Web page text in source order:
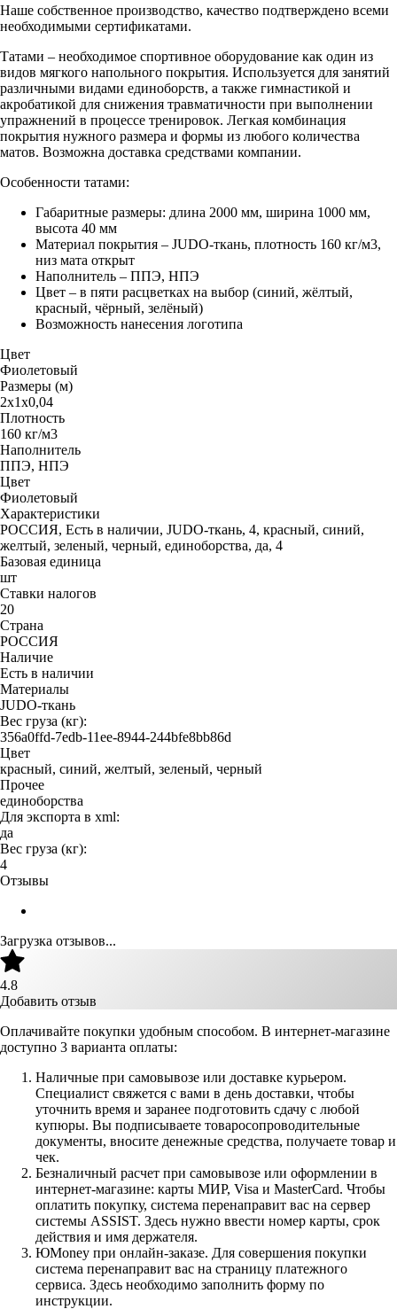
Наше собственное производство, качество подтверждено всеми
необходимыми сертификатами.
Татами – необходимое спортивное оборудование как один из
видов мягкого напольного покрытия. Используется для занятий
различными видами единоборств, а также гимнастикой и
акробатикой для снижения травматичности при выполнении
упражнений в процессе тренировок. Легкая комбинация
покрытия нужного размера и формы из любого количества
матов. Возможна доставка средствами компании.
Особенности татами:
Габаритные размеры: длина 2000 мм, ширина 1000 мм,
высота 40 мм
Материал покрытия – JUDO-ткань, плотность 160 кг/м3,
низ мата открыт
Наполнитель – ППЭ, НПЭ
Цвет – в пяти расцветках на выбор (синий, жёлтый,
красный, чёрный, зелёный)
Возможность нанесения логотипа
Цвет
Фиолетовый
Размеры (м)
2х1х0,04
Плотность
160 кг/м3
Наполнитель
ППЭ, НПЭ
Цвет
Фиолетовый
Характеристики
РОССИЯ, Есть в наличии, JUDO-ткань, 4, красный, синий,
желтый, зеленый, черный, единоборства, да, 4
Базовая единица
шт
Ставки налогов
20
Страна
РОССИЯ
Наличие
Есть в наличии
Материалы
JUDO-ткань
Вес груза (кг):
356a0ffd-7edb-11ee-8944-244bfe8bb86d
Цвет
красный, синий, желтый, зеленый, черный
Прочее
единоборства
Для экспорта в xml:
да
Вес груза (кг):
4
Отзывы
Загрузка отзывов...
4.8
Добавить отзыв
Оплачивайте покупки удобным способом. В интернет-магазине
доступно 3 варианта оплаты:
Наличные при самовывозе или доставке курьером.
Специалист свяжется с вами в день доставки, чтобы
уточнить время и заранее подготовить сдачу с любой
купюры. Вы подписываете товаросопроводительные
документы, вносите денежные средства, получаете товар и
чек.
Безналичный расчет при самовывозе или оформлении в
интернет-магазине: карты МИР, Visa и MasterCard. Чтобы
оплатить покупку, система перенаправит вас на сервер
системы ASSIST. Здесь нужно ввести номер карты, срок
действия и имя держателя.
ЮMoney при онлайн-заказе. Для совершения покупки
система перенаправит вас на страницу платежного
сервиса. Здесь необходимо заполнить форму по
инструкции.